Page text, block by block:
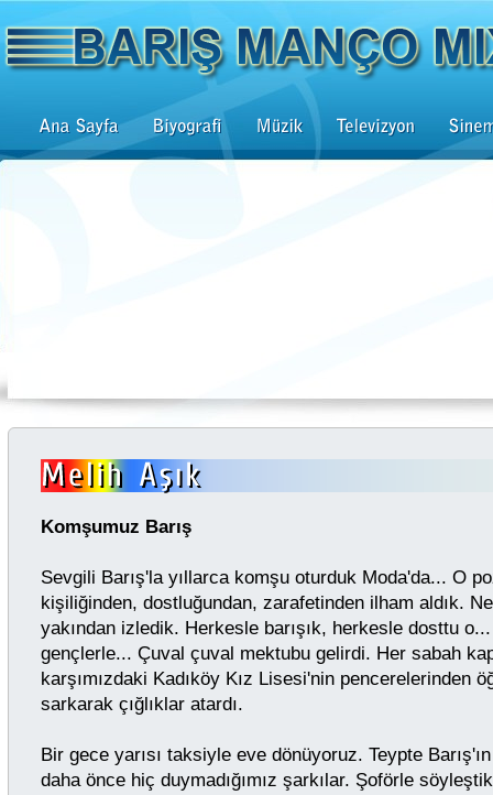
Komşumuz Barış
Sevgili Barış'la yıllarca komşu oturduk Moda'da... O
kişiliğinden, dostluğundan, zarafetinden ilham aldık.
yakından izledik. Herkesle barışık, herkesle dosttu
gençlerle... Çuval çuval mektubu gelirdi. Her sabah
karşımızdaki Kadıköy Kız Lisesi'nin pencerelerinden
sarkarak çığlıklar atardı.
Bir gece yarısı taksiyle eve dönüyoruz. Teypte
daha önce hiç duymadığımız şarkılar. Şoförle